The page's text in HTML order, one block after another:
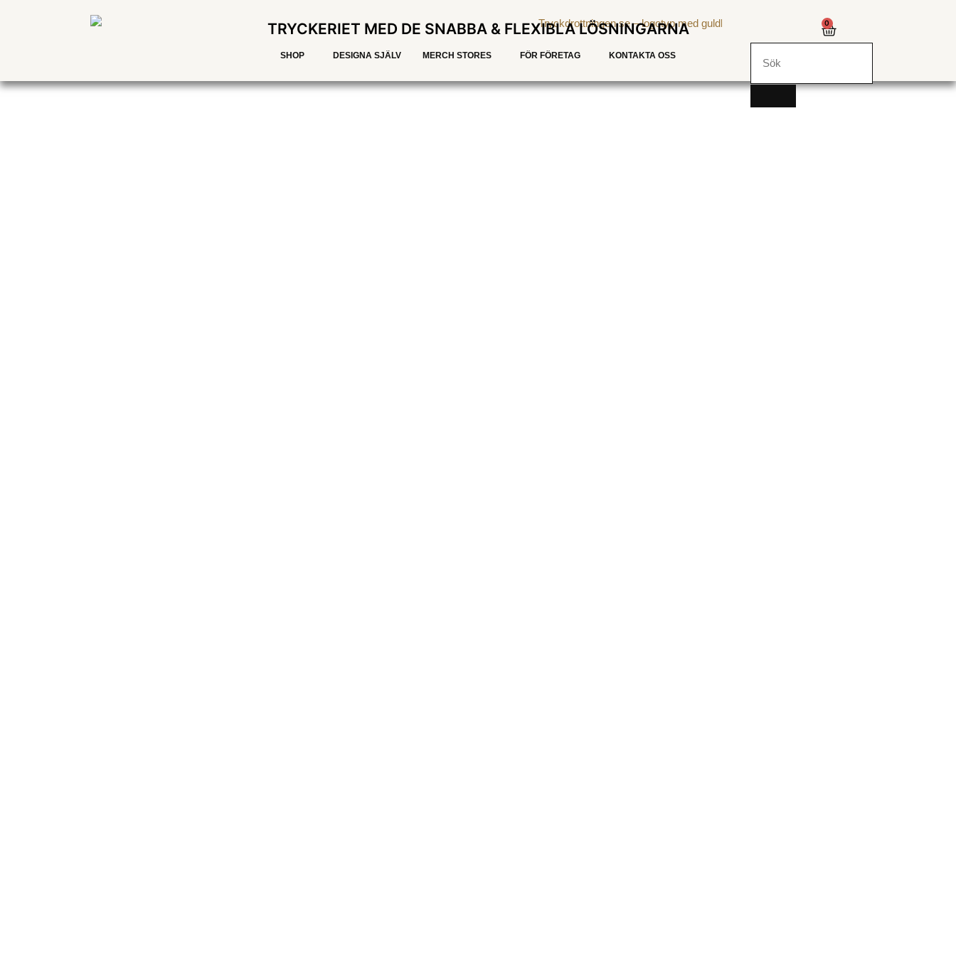
TRYCKERIET MED DE SNABBA & FLEXIBLA LÖSNINGARNA
SHOP DESIGNA SJÄLV MERCH STORES FÖR FÖRETAG KONTAKTA OSS
0